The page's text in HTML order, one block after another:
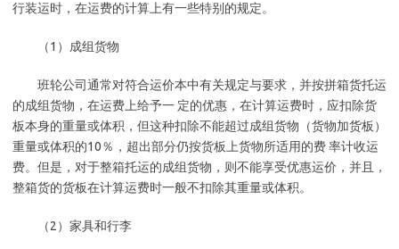
行装运时，在运费的计算上有一些特别的规定。
（1）成组货物
班轮公司通常对符合运价本中有关规定与要求，并按拼箱货托运
的成组货物，在运费上给予一 定的优惠，在计算运费时，应扣除货
板本身的重量或体积，但这种扣除不能超过成组货物（货物加货板）
重量或体积的10％，超出部分仍按货板上货物所适用的费 率计收运
费。但是，对于整箱托运的成组货物，则不能享受优惠运价，并且，
整箱货的货板在计算运费时一般不扣除其重量或体积。
（2）家具和行李